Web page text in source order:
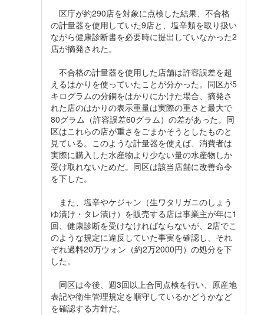
区庁が約290店を対象に点検した結果、不合格
の計量器を使用していた9店と、塩辛類を取り扱い
ながら健康診断書を必要時に提出していなかった2
店が摘発された。
不合格の計量器を使用した店舗は許容誤差を超
えるはかりを使っていたことが分かった。同区が5
キログラムの分銅をはかりにかけた場合、摘発さ
れた店のはかりの表示重量は実際の重さと最大で
80グラム（許容誤差60グラム）の差があった。同
区はこれらの店が重さをごまかそうとしたものと
見ている。このような計量器を使えば、消費者は
実際に購入した水産物より少ない量の水産物しか
受け取れないためだ。同区は該当店舗に改善命令
を下した。
また、塩辛やケジャン（生ワタリガニのしょう
ゆ漬け・タレ漬け）を販売する店は事業主が年に1
回、健康診断を受けなければならないが、2店でこ
のような規定に違反していた事実を確認し、それ
ぞれ過料20万ウォン（約2万2000円）の処分を下
した。
同区は今後、週3回以上合同点検を行い、原産地
表記や衛生管理規定を順守しているかどうかなど
を確認する方針だ。